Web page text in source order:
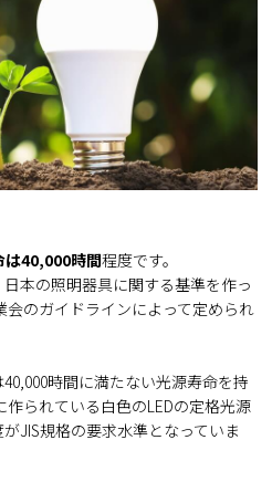
は40,000時間程度です。
本の照明器具に関する基準を作っ
のガイドラインによって定められ
40,000時間に満たない光源寿命を持
作られている白色のLEDの定格光源
がJIS規格の要求水準となっていま